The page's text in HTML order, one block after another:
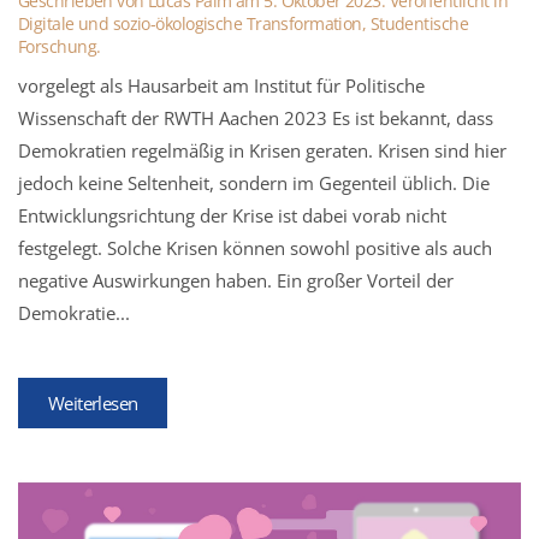
Digitale und sozio-ökologische Transformation, Studentische
Forschung.
vorgelegt als Hausarbeit am Institut für Politische
Wissenschaft der RWTH Aachen 2023 Es ist bekannt, dass
Demokratien regelmäßig in Krisen geraten. Krisen sind hier
jedoch keine Seltenheit, sondern im Gegenteil üblich. Die
Entwicklungsrichtung der Krise ist dabei vorab nicht
festgelegt. Solche Krisen können sowohl positive als auch
negative Auswirkungen haben. Ein großer Vorteil der
Demokratie...
Weiterlesen